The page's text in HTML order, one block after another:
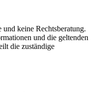
keine Rechtsberatung.
und die geltenden
die zuständige